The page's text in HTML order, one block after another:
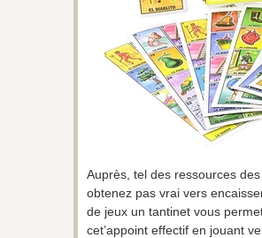
Auprès, tel des ressources
obtenez pas vrai vers
de jeux un tantinet vous
cet’appoint effectif en jouant